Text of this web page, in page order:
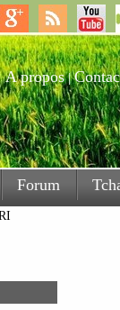
A propos|
Forum